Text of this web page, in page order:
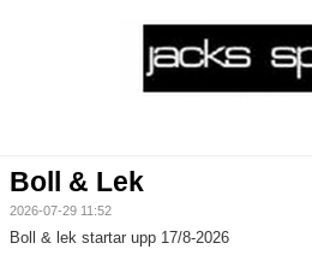
Boll & Lek
2026-07-29 11:52
Boll & lek startar upp 17/8-2026